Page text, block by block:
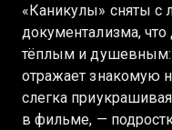
«Каникулы» сняты с
документализма,
тёплым и
отражает знакомую
слегка
в фильме, —